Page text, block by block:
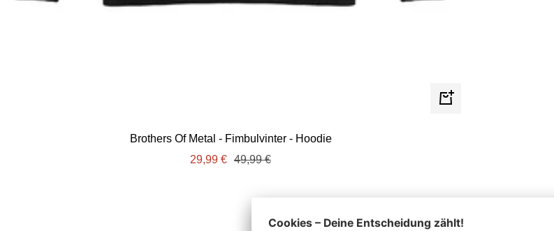
Schnellansicht
Brothers Of Metal - Fimbulvinter - Hoodie
Angebotspreis
29,99 € Regulärer
49,99 €